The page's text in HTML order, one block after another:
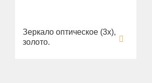
Зеркало оптическое (3х),
золото.